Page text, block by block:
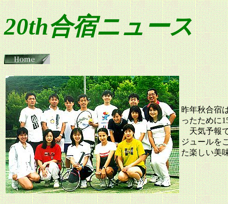
20th合宿ニュース
昨年秋合宿
ったために
天気予報で
ジュールを
た楽しい美